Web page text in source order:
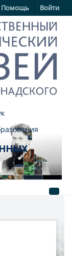
Помощь Войти